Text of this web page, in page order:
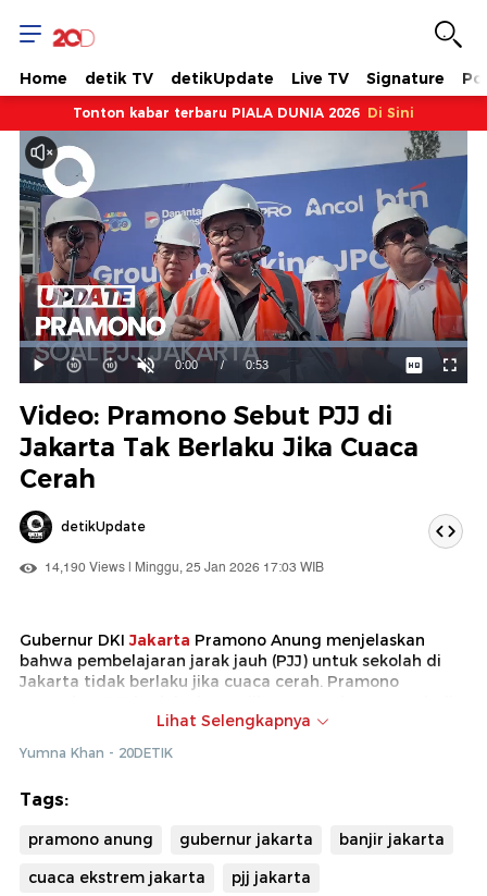
Home detik TV detikUpdate Live TV Signature
Tonton kabar terbaru PIALA DUNIA 2026 Di Sini
Mainkan
Suara
Hidup
Waktu
ini
0:00 / Durasi
0:53
Dimuat:
100.00%
Video: Pramono Sebut PJJ di
Jakarta Tak Berlaku Jika Cuaca
Cerah
detikUpdate
14,190 Views | Minggu, 25 Jan 2026 17:03 WIB
Gubernur DKIJakarta Pramono Anung menjelaskan
bahwa pembelajaran jarak jauh (PJJ) untuk sekolah di
Jakarta tidak berlaku jika cuaca cerah. Pramono
Diketahui, Dinas Pendidikan DKI Jakarta telah
sekolah-sekolah di Jakarta menerapkan PJJ saat cuaca
Lihat Selengkapnya
Yumna Khan - 20DETIK
Tags:
pramono anung gubernur jakarta
banjir jakarta
cuaca ekstrem jakarta
pjj jakarta